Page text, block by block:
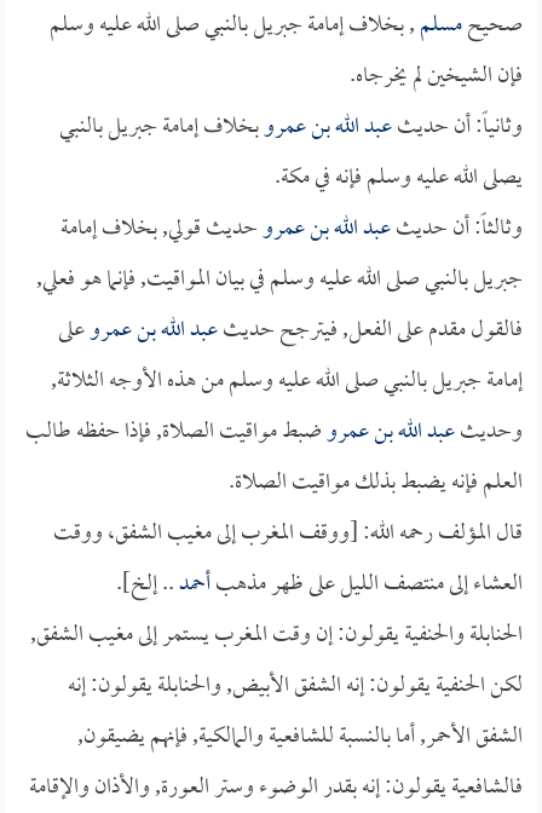
صحيحمسلم, بخلاف إمامة جبريل بالنبي صلى الله عليه وسلم
فإن الشيخين لم يخرجاه.
وثانياً: أن حديثعبد الله بن عمروبخلاف إمامة جبريل بالنبي
يصلى الله عليه وسلم فإنه في مكة.
وثالثاً: أن حديثعبد الله بن عمروحديث قولي, بخلاف إمامة
جبريل بالنبي صلى الله عليه وسلم في بيان المواقيت, فإنما هو فعلي,
فالقول مقدم على الفعل, فيترجح حديثعبد الله بن عمروعلى
إمامة جبريل بالنبي صلى الله عليه وسلم من هذه الأوجه الثلاثة,
وحديثعبد الله بن عمروضبط مواقيت الصلاة, فإذا حفظه طالب
العلم فإنه يضبط بذلك مواقيت الصلاة.
قال المؤلف رحمه الله: [ووقف المغرب إلى مغيب الشفق، ووقت
العشاء إلى منتصف الليل على ظهر مذهبأحمد.. إلخ].
الحنابلة والحنفية يقولون: إن وقت المغرب يستمر إلى مغيب الشفق,
لكن الحنفية يقولون: إنه الشفق الأبيض, والحنابلة يقولون: إنه
الشفق الأحمر, أما بالنسبة للشافعية والمالكية, فإنهم يضيقون,
فالشافعية يقولون: إنه بقدر الوضوء وستر العورة, والأذان والإقامة